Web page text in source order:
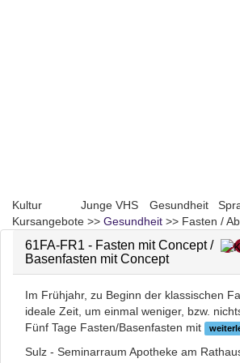
Kultur Junge VHS Gesundheit
Kursangebote >> Gesundheit >> Fasten /
61FA-FR1 - Fasten mit Concept /
Basenfasten mit Concept
Im Frühjahr, zu Beginn der klassischen
ideale Zeit, um einmal weniger, bzw.
Fünf Tage Fasten/Basenfasten mit
Sulz - Seminarraum Apotheke am